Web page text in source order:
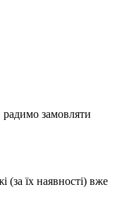
радимо замовляти
(за їх наявності) вже